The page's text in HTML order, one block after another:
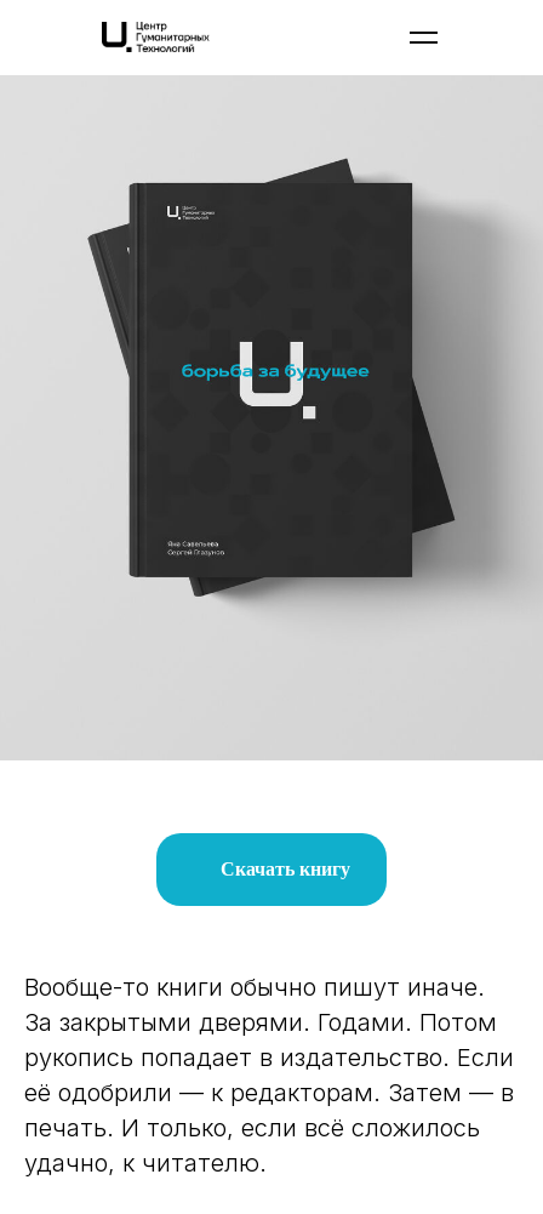
Скачать книгу
Вообще-то книги обычно пишут иначе.
За закрытыми дверями. Годами. Потом
рукопись попадает в издательство. Если
её одобрили — к редакторам. Затем — в
печать. И только, если всё сложилось
удачно, к читателю.